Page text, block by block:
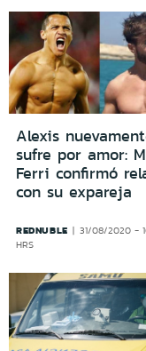
Alexis
sufre por amor:
Ferri confirmó
con su expareja
REDNUBLE
31/08/2020 -
HRS